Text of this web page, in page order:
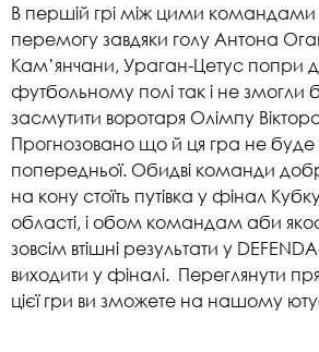
В першій грі між цими командами
перемогу завдяки голу Антона
Кам’янчани, Ураган-Цетус попри
футбольному полі так і не змогли
засмутити воротаря Олімпу
Прогнозовано що й ця гра не буде
попередньої. Обидві команди
на кону стоїть путівка у фінал
області, і обом командам аби
зовсім втішні результати у
виходити у фіналі. Переглянути
цієї гри ви зможете на нашому